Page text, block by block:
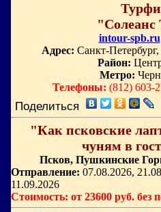
"Солеанс
intour-spb.ru
Адрес: Санкт-
Район:
Метро:
Телефоны: (812) 603-
Поделиться
"Как псковские
чуням в
Псков, Пушкинские
Отправление: 07.08.2026,
11.09.2026
Стоимость: от 23600 руб. без